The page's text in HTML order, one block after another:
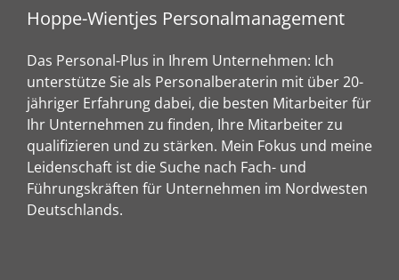
Hoppe-Wientjes Personalmanagement
Das Personal-Plus in Ihrem Unternehmen: Ich
unterstütze Sie als Personalberaterin mit über 20-
jähriger Erfahrung dabei, die besten Mitarbeiter für
Ihr Unternehmen zu finden, Ihre Mitarbeiter zu
qualifizieren und zu stärken. Mein Fokus und meine
Leidenschaft ist die Suche nach Fach- und
Führungskräften für Unternehmen im Nordwesten
Deutschlands.